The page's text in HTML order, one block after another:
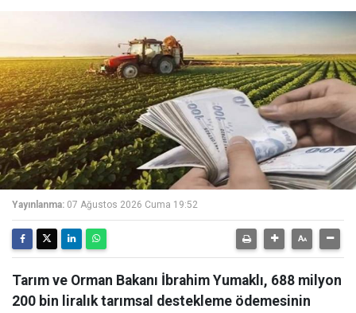
Yayınlanma: 07 Ağustos 2026 Cuma 19:52
Tarım ve Orman Bakanı İbrahim Yumaklı, 688 milyon
200 bin liralık tarımsal destekleme ödemesinin